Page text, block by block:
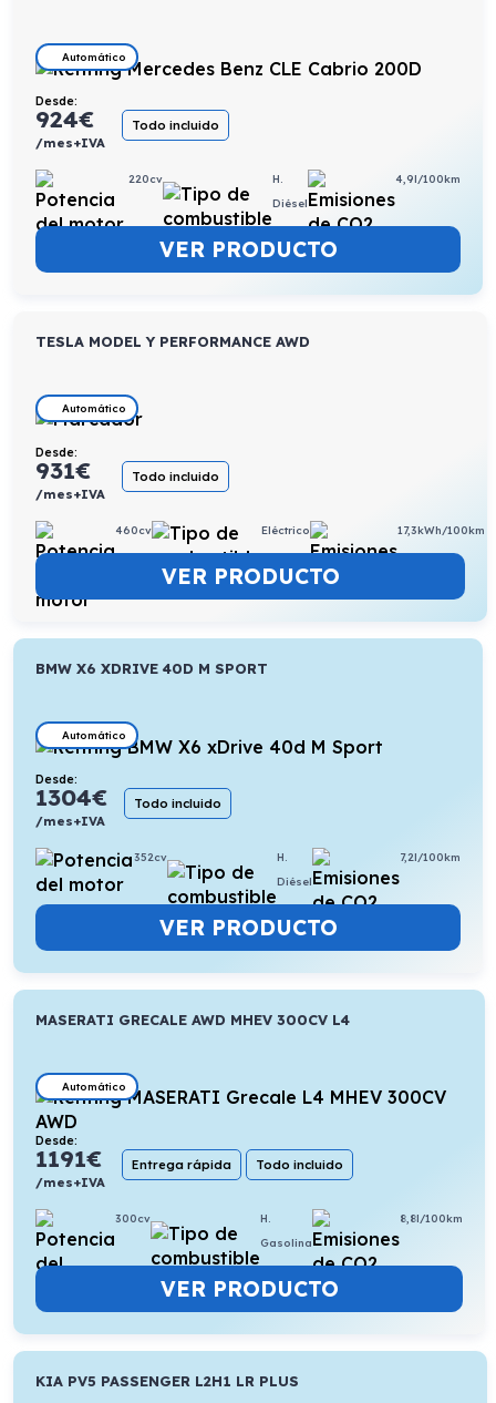
Automático
Desde:
924€
/mes+IVA
Todo incluido
220cv
H.
Diésel
4,9l/100km
VER PRODUCTO
TESLA MODEL Y PERFORMANCE AWD
Automático
Desde:
931€
/mes+IVA
Todo incluido
460cv Eléctrico 17,3kWh/100km
VER PRODUCTO
BMW X6 XDRIVE 40D M SPORT
Automático
Desde:
1304€
/mes+IVA
Todo incluido
352cv
H.
Diésel
7,2l/100km
VER PRODUCTO
MASERATI GRECALE AWD MHEV 300CV L4
Automático
Desde:
1191€
/mes+IVA
Entrega rápida Todo incluido
300cv
H.
Gasolina
8,8l/100km
VER PRODUCTO
KIA PV5 PASSENGER L2H1 LR PLUS